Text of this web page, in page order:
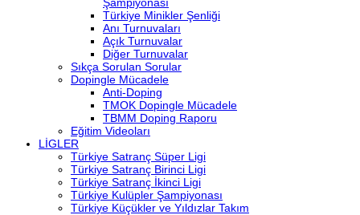
Türkiye Minikler Şenliği
Anı Turnuvaları
Açık Turnuvalar
Diğer Turnuvalar
Sıkça Sorulan Sorular
Dopingle Mücadele
Anti-Doping
TMOK Dopingle Mücadele
TBMM Doping Raporu
Eğitim Videoları
LİGLER
Türkiye Satranç Süper Ligi
Türkiye Satranç Birinci Ligi
Türkiye Satranç İkinci Ligi
Türkiye Kulüpler Şampiyonası
Türkiye Küçükler ve Yıldızlar Takım